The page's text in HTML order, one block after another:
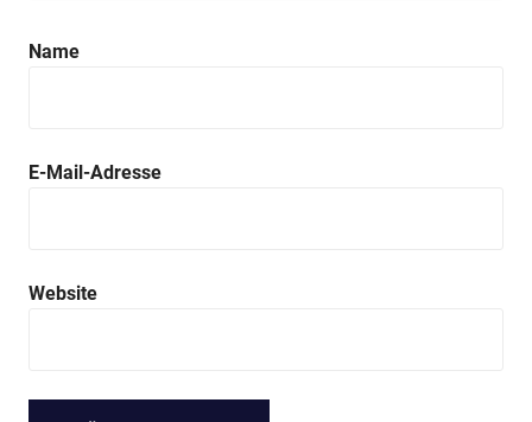
Name
E-Mail-Adresse
Website